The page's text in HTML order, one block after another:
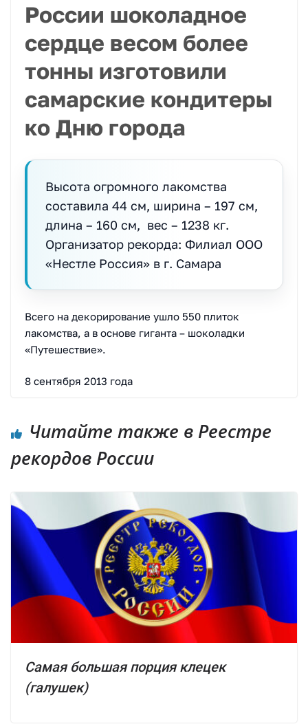
России шоколадное
сердце весом более
тонны изготовили
самарские кондитеры
ко Дню города
Высота огромного лакомства
составила 44 см, ширина – 197 см,
длина – 160 см, вес – 1238 кг.
Организатор рекорда: Филиал ООО
«Нестле Россия» в г. Самара
Всего на декорирование ушло 550 плиток
лакомства, а в основе гиганта – шоколадки
«Путешествие».
8 сентября 2013 года
Читайте также в Реестре
рекордов России
Самая большая порция клецек
(галушек)